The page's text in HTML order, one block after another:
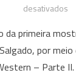
desativados
–
II,
da primeira
por
– Parte